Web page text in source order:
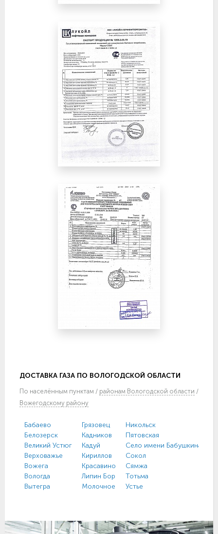
ДОСТАВКА ГАЗА ПО ВОЛОГОДСКОЙ ОБЛАСТИ
По населённым пунктам / районам Вологодской области /
Вожегодскому району
Бабаево
Белозерск
Великий Устюг
Верховажье
Вожега
Вологда
Вытегра
Грязовец
Кадников
Кадуй
Кириллов
Красавино
Липин Бор
Молочное
Никольск
Пятовская
Село имени Бабушкина
Сокол
Сямжа
Тотьма
Устье